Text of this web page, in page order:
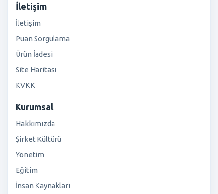
İletişim
İletişim
Puan Sorgulama
Ürün İadesi
Site Haritası
KVKK
Kurumsal
Hakkımızda
Şirket Kültürü
Yönetim
Eğitim
İnsan Kaynakları